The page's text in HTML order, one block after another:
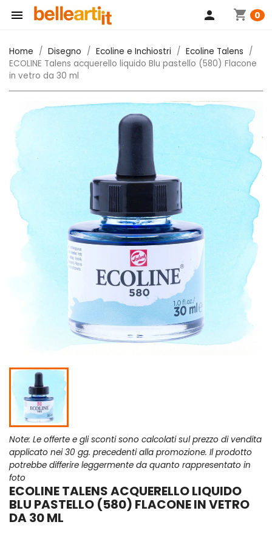
 shopping_cart 0
person
Home Disegno Ecoline e Inchiostri
Ecoline Talens
ECOLINE Talens acquerello liquido Blu pastello (580) Flacone
in vetro da 30 ml
Note: Le offerte e gli sconti sono calcolati sul prezzo di vendita
applicato nei 30 gg. precedenti alla promozione. Il prodotto
potrebbe differire leggermente da quanto rappresentato in
foto
ECOLINE TALENS ACQUERELLO LIQUIDO
BLU PASTELLO (580) FLACONE IN VETRO
DA 30 ML